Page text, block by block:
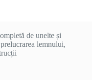
de unelte și
lemnului,